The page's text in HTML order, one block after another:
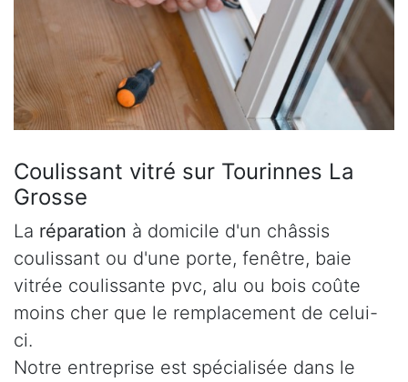
Coulissant vitré sur Tourinnes La
Grosse
La réparation à domicile d'un châssis
coulissant ou d'une porte, fenêtre, baie
vitrée coulissante pvc, alu ou bois coûte
moins cher que le remplacement de celui-
ci.
Notre entreprise est spécialisée dans le